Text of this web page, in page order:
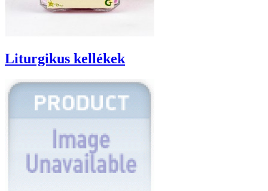
Liturgikus kellékek